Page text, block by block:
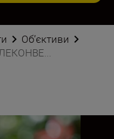
Об’єктиви